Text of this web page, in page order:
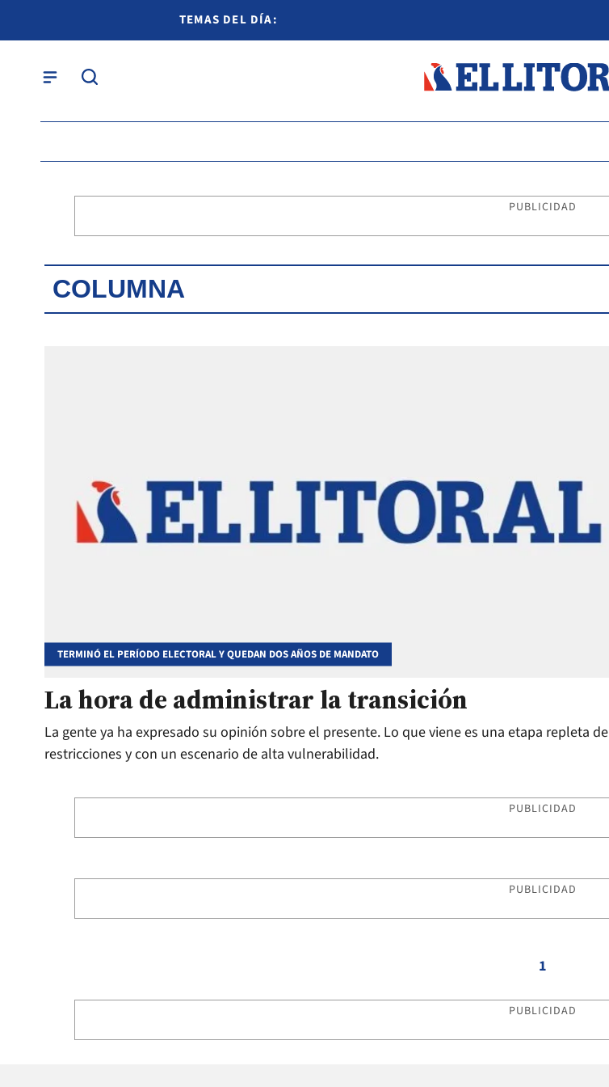
TEMAS DEL DÍA:
PUBLICIDAD
COLUMNA
TERMINÓ EL PERÍODO ELECTORAL Y QUEDAN DOS AÑOS DE MANDATO
La hora de administrar la transición
La gente ya ha expresado su opinión sobre el presente. Lo que viene es una etapa repleta de
restricciones y con un escenario de alta vulnerabilidad.
PUBLICIDAD
PUBLICIDAD
1
PUBLICIDAD